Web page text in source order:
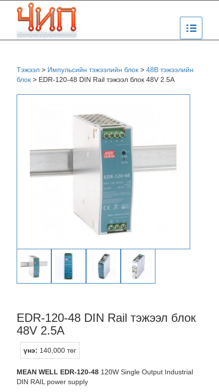
Тэжээл> Импульсийн тэжээлийн блок> 48В тэжээлийн
блок> EDR-120-48 DIN Rail тэжээл блок 48V 2.5A
EDR-120-48 DIN Rail тэжээл блок
48V 2.5A
үнэ: 140,000 төг
MEAN WELL EDR-120-48 120W Single Output Industrial
DIN RAIL power supply